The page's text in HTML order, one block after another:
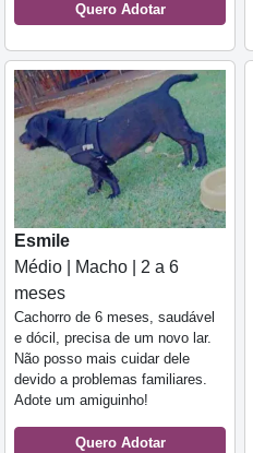
Quero Adotar
Esmile
Médio | Macho | 2 a 6
meses
Cachorro de 6 meses, saudável
e dócil, precisa de um novo lar.
Não posso mais cuidar dele
devido a problemas familiares.
Adote um amiguinho!
Quero Adotar